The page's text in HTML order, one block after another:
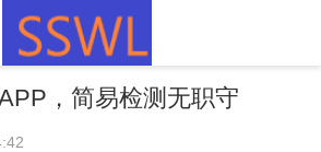
，简易检测无职守